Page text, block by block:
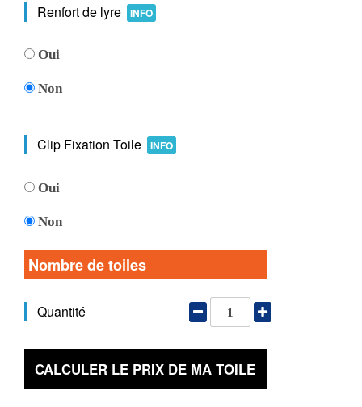
Renfort de lyre INFO
Oui
Non
Clip Fixation Toile INFO
Oui
Non
Nombre de toiles
Quantité
CALCULER LE PRIX DE MA TOILE